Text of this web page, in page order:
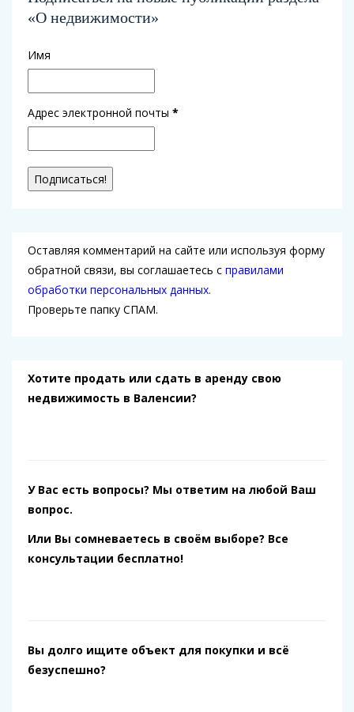
«О недвижимости»
Имя
Адрес электронной почты *
Оставляя комментарий на сайте или используя форму
обратной связи, вы соглашаетесь с правилами
обработки персональных данных.
Проверьте папку СПАМ.
Хотите продать или сдать в аренду свою
недвижимость в Валенсии?
У Вас есть вопросы? Мы ответим на любой Ваш
вопрос.
Или Вы сомневаетесь в своём выборе? Все
консультации бесплатно!
Вы долго ищите объект для покупки и всё
безуспешно?